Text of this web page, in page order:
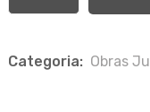
Categoria: Obras